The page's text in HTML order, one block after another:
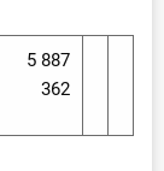
5 887
362